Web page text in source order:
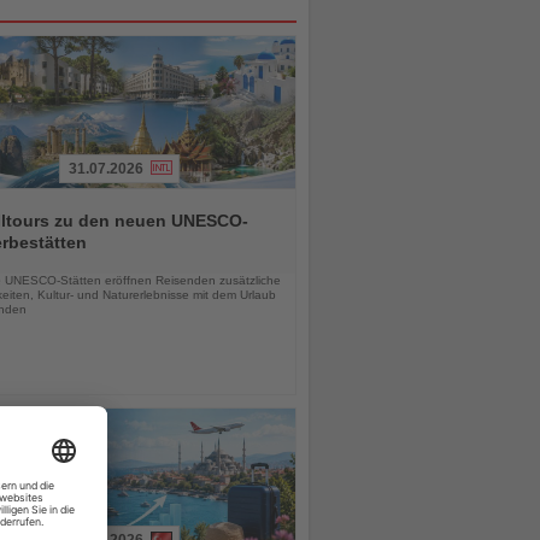
31.07.2026
zu den neuen UNESCO-
UNESCO-Stätten eröffnen Reisenden zusätzliche
Kultur- und Naturerlebnisse mit dem Urlaub